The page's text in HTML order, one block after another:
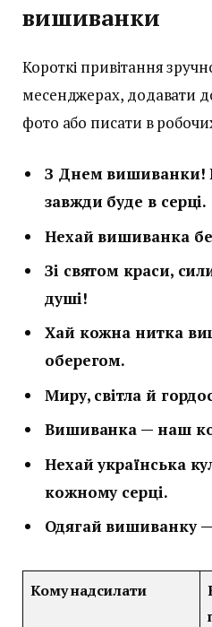
вишиванки
Короткі привітання
месенджерах, додавати
фото або писати в
З Днем вишиванки!
завжди буде в серці.
Нехай вишиванка
Зі святом краси,
душі!
Хай кожна нитка
оберегом.
Миру, світла й
Вишиванка — наш
Нехай українська
кожному серці.
Одягай вишиванку
Кому надсилати